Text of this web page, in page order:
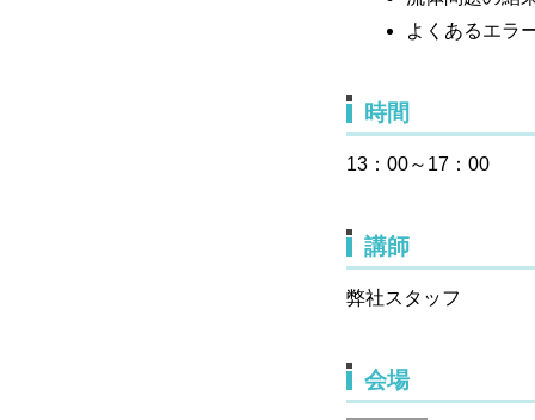
よくあるエラ
時間
13：00～17：00
講師
弊社スタッフ
会場